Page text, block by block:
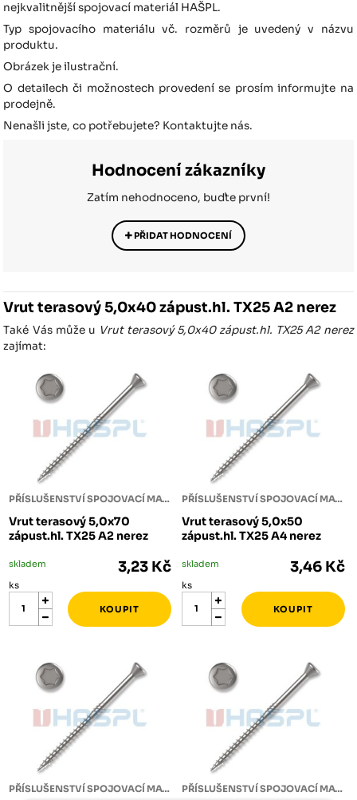
nejkvalitnější spojovací materiál HAŠPL.
Typ spojovacího materiálu vč. rozměrů je uvedený v názvu
produktu.
Obrázek je ilustrační.
O detailech či možnostech provedení se prosím informujte na
prodejně.
Nenašli jste, co potřebujete? Kontaktujte nás.
Hodnocení zákazníky
Zatím nehodnoceno, buďte první!
PŘIDAT HODNOCENÍ
Vrut terasový 5,0x40 zápust.hl. TX25 A2 nerez
Také Vás může u Vrut terasový 5,0x40 zápust.hl. TX25 A2 nerez
zajímat:
PŘÍSLUŠENSTVÍ SPOJOVACÍ MATERIÁL
Vrut terasový 5,0x70
zápust.hl. TX25 A2 nerez
skladem 3,23 Kč
ks
PŘÍSLUŠENSTVÍ SPOJOVACÍ MATERIÁL
Vrut terasový 5,0x50
zápust.hl. TX25 A4 nerez
skladem 3,46 Kč
ks
PŘÍSLUŠENSTVÍ SPOJOVACÍ MATERIÁL PŘÍSLUŠENSTVÍ SPOJOVACÍ MATERIÁL